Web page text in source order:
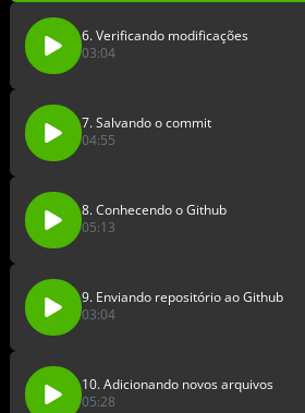
6. Verificando modificações
03:04
7. Salvando o commit
04:55
8. Conhecendo o Github
05:13
9. Enviando repositório ao Github
03:04
10. Adicionando novos arquivos
05:28